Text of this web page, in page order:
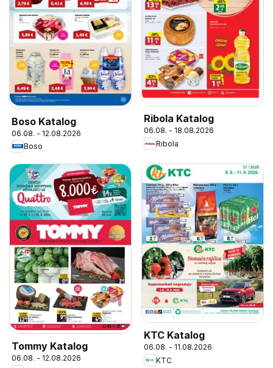
Boso Katalog
06.08. - 12.08.2026
Boso
Ribola Katalog
06.08. - 18.08.2026
Ribola
Tommy Katalog
06.08. - 12.08.2026
KTC Katalog
06.08. - 11.08.2026
KTC